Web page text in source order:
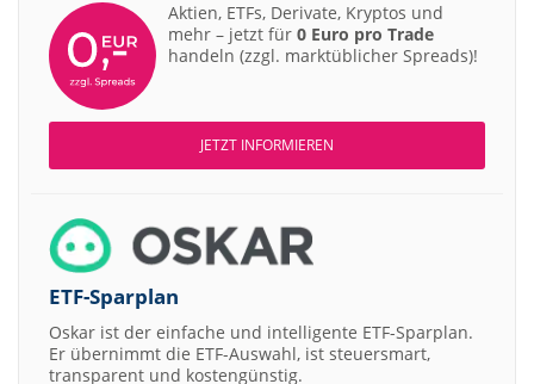
Aktien, ETFs, Derivate, Kryptos und
mehr – jetzt für 0 Euro pro Trade
handeln (zzgl. marktüblicher Spreads)!
JETZT INFORMIEREN
ETF-Sparplan
Oskar ist der einfache und intelligente ETF-Sparplan.
Er übernimmt die ETF-Auswahl, ist steuersmart,
transparent und kostengünstig.